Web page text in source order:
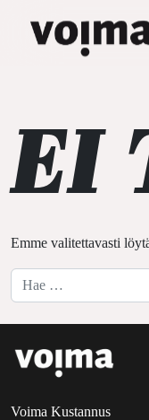
Päävalikko
EI
Emme valitettavasti
Hae:
Voima Kustannus